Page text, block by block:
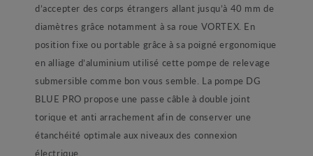
d’accepter des corps étrangers allant jusqu’à 40 mm de
diamètres grâce notamment à sa roue VORTEX. En
position fixe ou portable grâce à sa poigné ergonomique
en alliage d’aluminium utilisé cette pompe de relevage
submersible comme bon vous semble. La pompe DG
BLUE PRO propose une passe câble à double joint
torique et anti arrachement afin de conserver une
étanchéité optimale aux niveaux des connexion
électrique.